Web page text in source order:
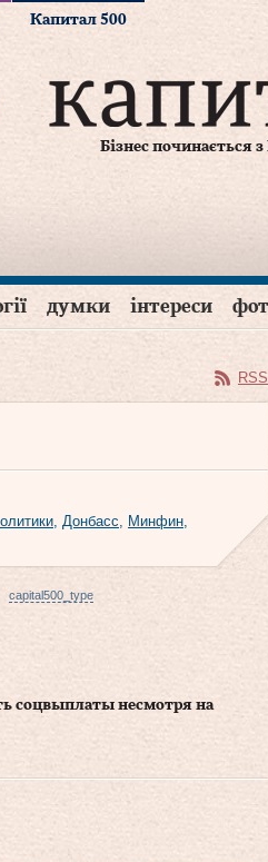
Капитал 500
Бізнес починається
думки інтереси
RSS
, Донбасс, Минфин,
capital500_type
соцвыплаты несмотря на